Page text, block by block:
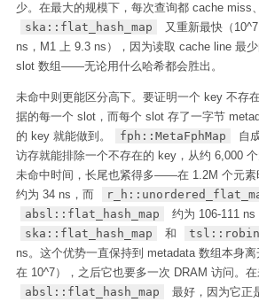
少。在最大的规模下，每次查询都 cache miss
ska::flat_hash_map
又重新最快（
ns，M1 上 9.3 ns），因为读取 cache line 最
slot 数组——无论用什么哈希都会胜出。
未命中则更能区分高下。要证明一个 key 不存
据的每一个 slot，而每个 slot 存了一字节
的 key 就能做到。
fph::MetaFphMap
自
访存就能排除一个不存在的 key，从约 6,000
未命中时间，长尾也紧得多——在 1.2M 个元素
约为 34 ns，而
absl::flat_hash_map
约为 106-111
ska::flat_hash_map
和
ns。这个优势一直保持到 metadata 数组本身
在 10^7），之后它也要多一次 DRAM 访问。
absl::flat_hash_map
最好，因为它正